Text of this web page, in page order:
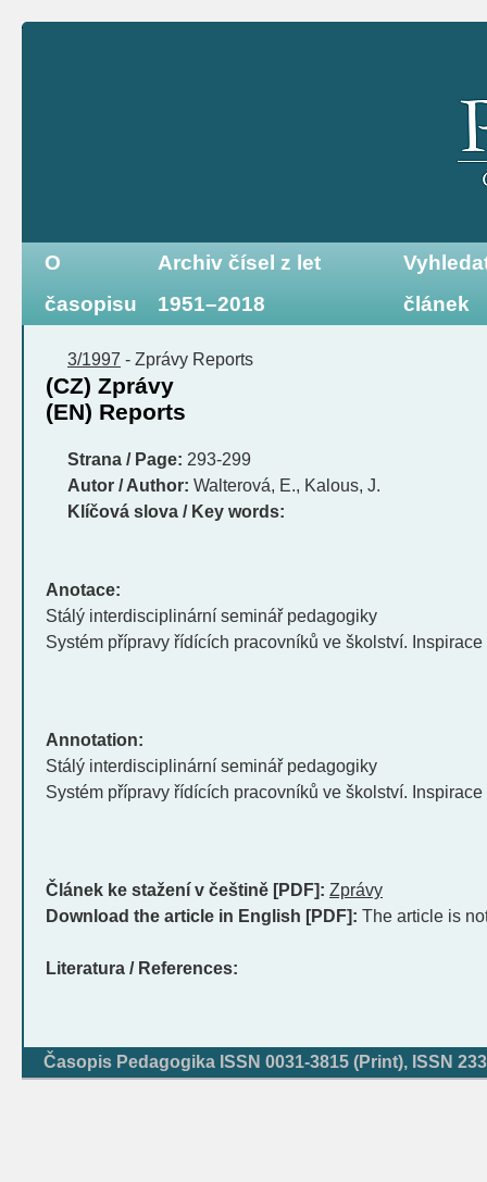
O
časopisu
Archiv čísel z let
1951–2018
článek
3/1997 - Zprávy Reports
(CZ) Zprávy
(EN) Reports
Strana / Page: 293-299
Autor / Author: Walterová, E., Kalous, J.
Klíčová slova / Key words:
Anotace:
Stálý interdisciplinární seminář pedagogiky
Systém přípravy řídících pracovníků ve školství.
Annotation:
Stálý interdisciplinární seminář pedagogiky
Systém přípravy řídících pracovníků ve školství.
Článek ke stažení v češtině [PDF]: Zprávy
Download the article in English [PDF]: The article is
Literatura / References:
Časopis Pedagogika ISSN 0031-3815 (Print), ISSN